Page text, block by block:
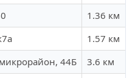
1.36 км
1.57 км
44Б
3.6 км